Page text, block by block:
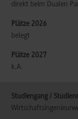
direkt beim Dualen
belegt
k.A.